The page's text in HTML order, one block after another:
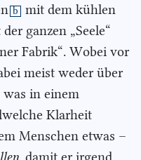
b
mit dem kühlen
ganzen „Seele“
Fabrik“. Wobei vor
meist weder über
in einem
Klarheit
Menschen etwas –
, damit er irgend